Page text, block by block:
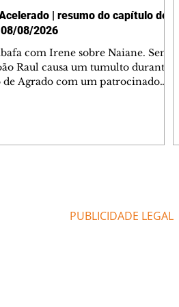
| resumo do capítulo de
08/2026
com Irene sobre Naiane. Sem
Raul causa um tumulto durante
de Agrado com um patrocinador.
relacionamento dos dois.
PUBLICIDADE LEGAL